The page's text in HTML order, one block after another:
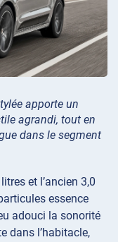
apporte un
agrandi, tout en
dans le segment
et l’ancien 3,0
essence
adouci la sonorité
dans l’habitacle,